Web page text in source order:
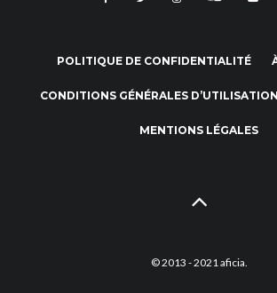
POLITIQUE DE CONFIDENTIALITÉ
CONDITIONS GÉNÉRALES D’UTILISATION
MENTIONS LÉGALES
© 2013 - 2021 aficia.